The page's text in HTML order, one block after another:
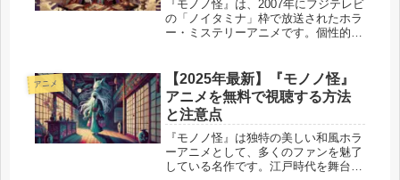
『モノノ怪』は、2007年にフジテレビ
の「ノイタミナ」枠で放送されたホラ
ー・ミステリーアニメです。個性的な
品として知られています。本作の主人
公は、正体不明の薬売り。彼は「モ...
アニメ
【2025年最新】『モノノ怪』
アニメを無料で視聴する方法
と注意点
『モノノ怪』は独特の美しい和風ホラ
ーアニメとして、多くのファンを魅了
している名作です。江戸時代を舞台